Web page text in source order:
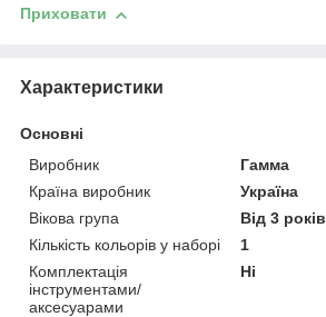
Приховати
Характеристики
Основні
Виробник
Гамма
Країна виробник
Україна
Вікова група
Від 3 років
Кількість кольорів у наборі
1
Комплектація
інструментами/
аксесуарами
Ні